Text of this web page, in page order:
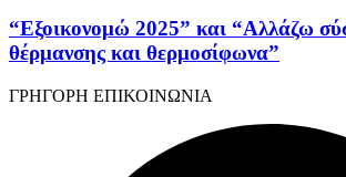
“Εξοικονομώ 2025” και “Αλλάζω
θέρμανσης και θερμοσίφωνα”
ΓΡΗΓΟΡΗ ΕΠΙΚΟΙΝΩΝΙΑ